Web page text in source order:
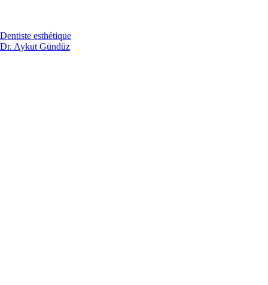
Dentiste esthétique
Dr. Aykut Gündüz